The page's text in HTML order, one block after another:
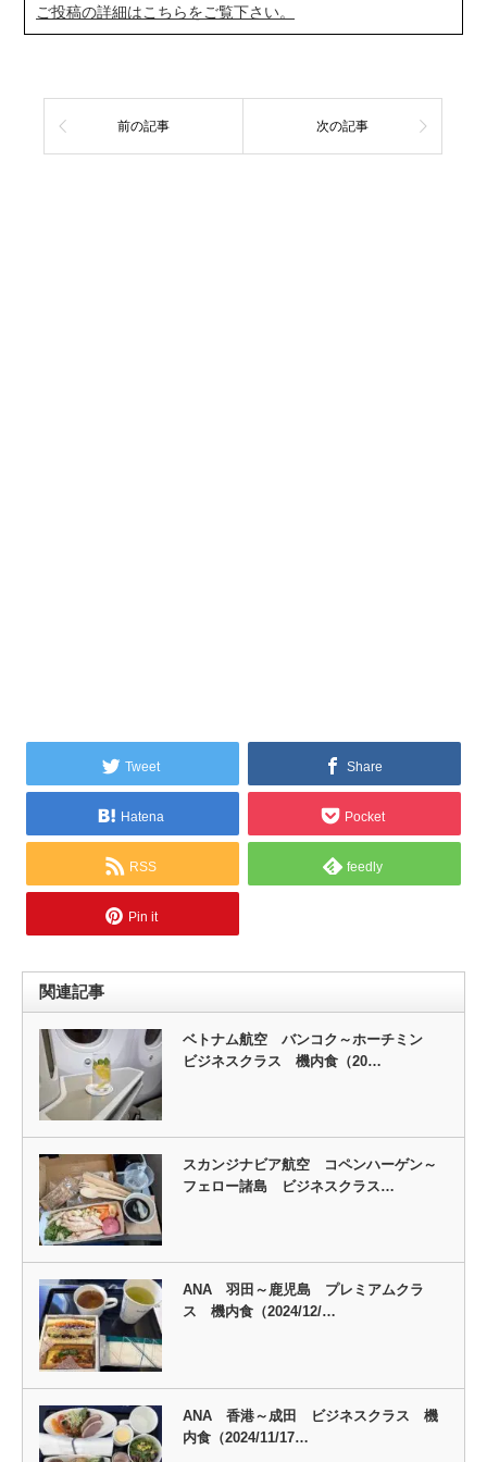
ご投稿の詳細はこちらをご覧下さい。
前の記事 次の記事
Tweet Share
Hatena Pocket
RSS feedly
Pin it
関連記事
ベトナム航空 バンコク～ホーチミン
ビジネスクラス 機内食（20…
スカンジナビア航空 コペンハーゲン～
フェロー諸島 ビジネスクラス…
ANA 羽田～鹿児島 プレミアムクラ
ス 機内食（2024/12/…
ANA 香港～成田 ビジネスクラス 機
内食（2024/11/17…